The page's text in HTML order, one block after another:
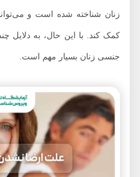
زنان شناخته شده است و می‌تواند
کمک کند. با این حال، به دلایل
جنسی زنان بسیار مهم است.